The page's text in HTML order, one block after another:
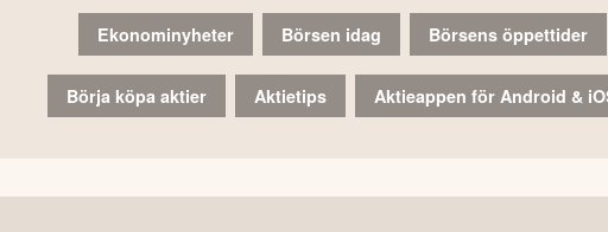
Ekonominyheter Börsen idag Börsens öppettider
Börja köpa aktier Aktietips Aktieappen för Android &